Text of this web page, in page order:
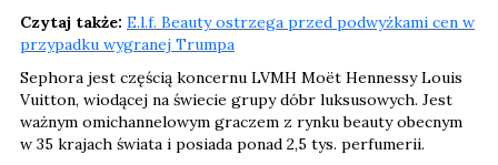
Czytaj także: E.l.f. Beauty ostrzega przed podwyżkami cen w
przypadku wygranej Trumpa
Sephora jest częścią koncernu LVMH Moët Hennessy Louis
Vuitton, wiodącej na świecie grupy dóbr luksusowych. Jest
ważnym omichannelowym graczem z rynku beauty obecnym
w 35 krajach świata i posiada ponad 2,5 tys. perfumerii.